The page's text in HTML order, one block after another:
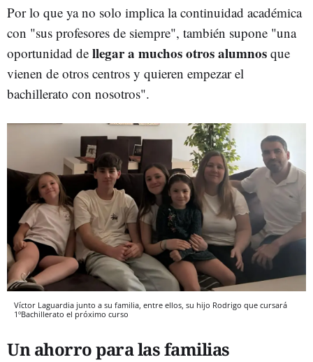
Por lo que ya no solo implica la continuidad académica
con "sus profesores de siempre", también supone "una
oportunidad de llegar a muchos otros alumnos que
vienen de otros centros y quieren empezar el
bachillerato con nosotros".
Víctor Laguardia junto a su familia, entre ellos, su hijo Rodrigo que cursará
1ºBachillerato el próximo curso
Un ahorro para las familias